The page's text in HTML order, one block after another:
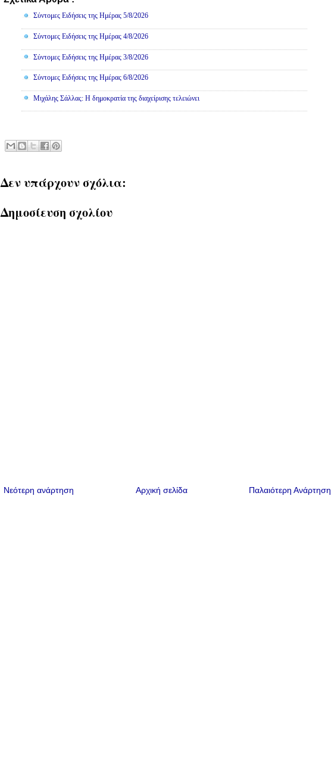
Σύντομες Ειδήσεις της Ημέρας 5/8/2026
Σύντομες Ειδήσεις της Ημέρας 4/8/2026
Σύντομες Ειδήσεις της Ημέρας 3/8/2026
Σύντομες Ειδήσεις της Ημέρας 6/8/2026
Μιχάλης Σάλλας: Η δημοκρατία της διαχείρισης τελειώνει
Δεν υπάρχουν σχόλια:
Δημοσίευση σχολίου
Νεότερη ανάρτηση Παλαιότερη Ανάρτηση
Αρχική σελίδα